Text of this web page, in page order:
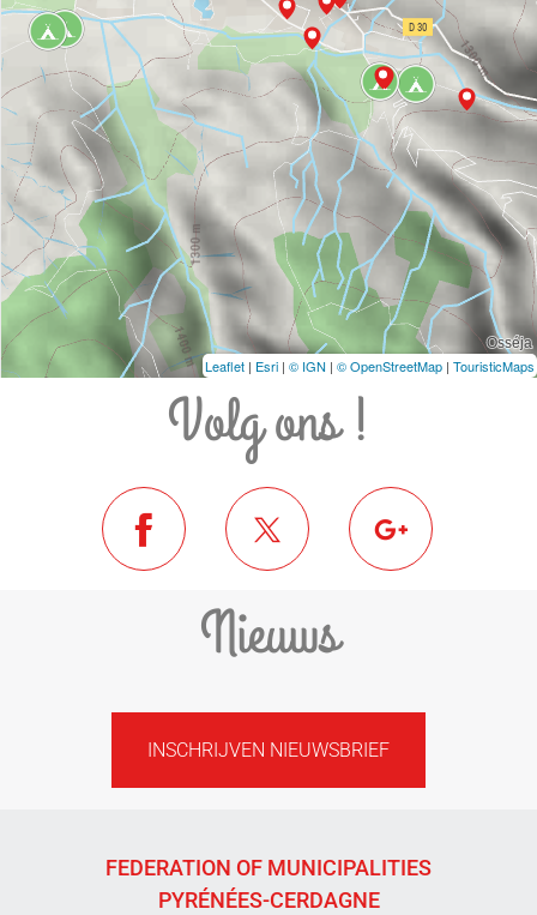
Leaflet | Esri | © IGN | © OpenStreetMap | TouristicMaps
Volg ons !
Nieuws
INSCHRIJVEN NIEUWSBRIEF
FEDERATION OF MUNICIPALITIES
PYRÉNÉES-CERDAGNE